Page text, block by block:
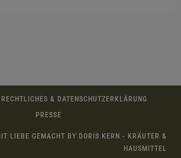
RECHTLICHES & DATENSCHUTZERKLÄRUNG
PRESSE
LIEBE GEMACHT BY DORIS KERN - KRÄUTER &
HAUSMITTEL